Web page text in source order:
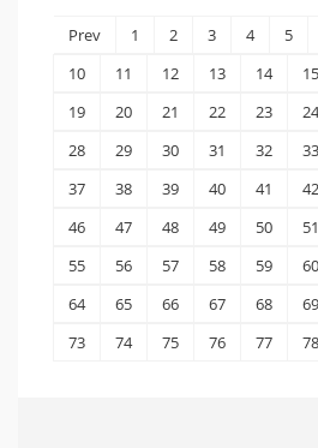
Prev 1 2 3 4 5
10
11 12 13 14 15
19
20 21 22 23 24
28
29 30 31 32 33
37
38 39 40 41 42
46
47 48 49 50 51
55
56 57 58 59 60
64
65 66 67 68 69
73
74 75 76 77 78